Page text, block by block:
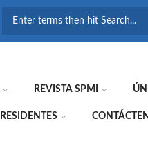
REVISTA SPMI
RESIDENTES